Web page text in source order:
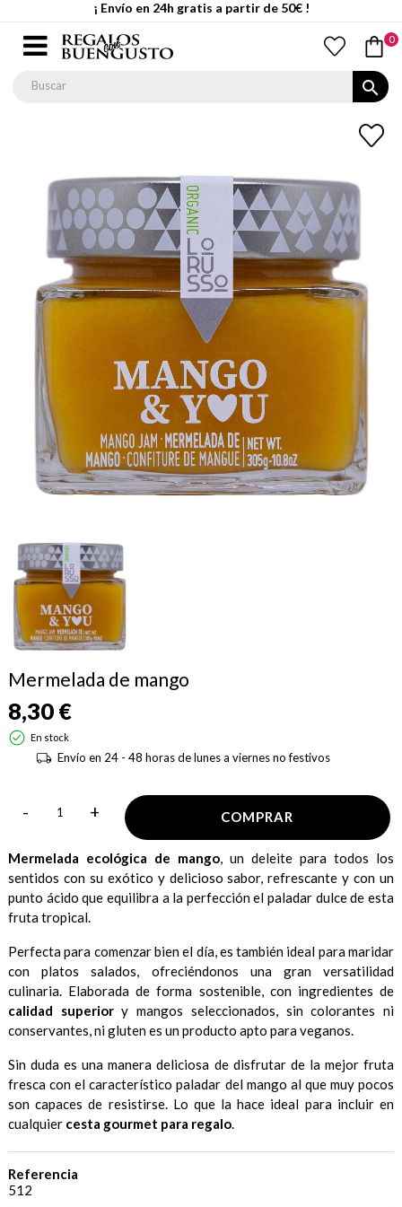
¡ Envío en 24h gratis a partir de 50€ !
0
search
Mermelada de mango
8,30 €
En stock
Envío en 24 - 48 horas de lunes a viernes no festivos
- + COMPRAR
Mermelada ecológica de mango, un deleite para todos los
sentidos con su exótico y delicioso sabor, refrescante y con un
punto ácido que equilibra a la perfección el paladar dulce de esta
fruta tropical.
Perfecta para comenzar bien el día, es también ideal para maridar
con platos salados, ofreciéndonos una gran versatilidad
culinaria. Elaborada de forma sostenible, con ingredientes de
calidad superiory mangos seleccionados, sin colorantes ni
conservantes, ni gluten es un producto apto para veganos.
Sin duda es una manera deliciosa de disfrutar de la mejor fruta
fresca con el característico paladar del mango al que muy pocos
son capaces de resistirse. Lo que la hace ideal para incluir en
cualquier cesta gourmet para regalo.
Referencia
512